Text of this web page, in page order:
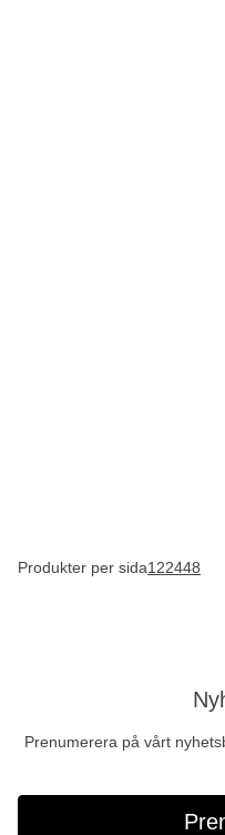
Produkter per sida122448
Prenumerera på vårt